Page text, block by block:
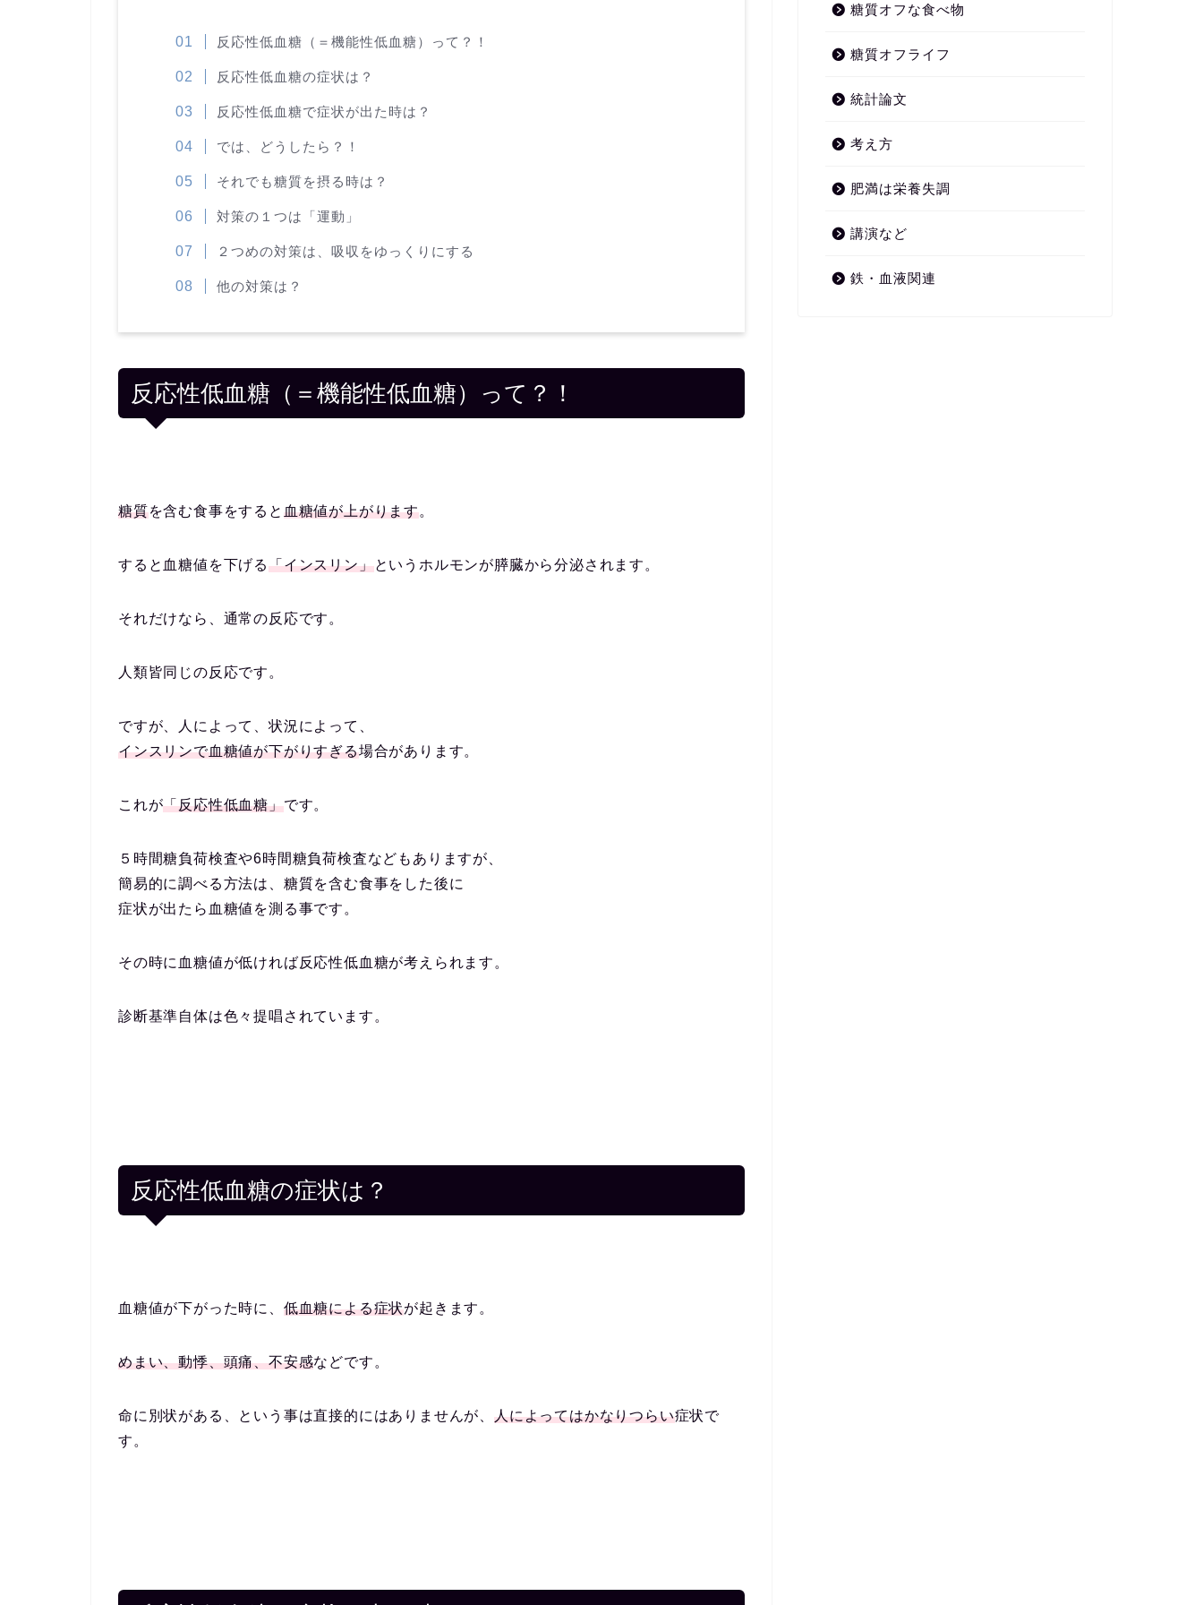
反応性低血糖（＝機能性低血糖）って？！
反応性低血糖の症状は？
反応性低血糖で症状が出た時は？
では、どうしたら？！
それでも糖質を摂る時は？
対策の１つは「運動」
２つめの対策は、吸収をゆっくりにする
他の対策は？
反応性低血糖（＝機能性低血糖）って？！
糖質を含む食事をすると 血糖値が上がります。
すると血糖値を下げる「インスリン」というホルモンが膵臓から分泌されます。
それだけなら、通常の反応です。
人類皆同じの反応です。
ですが、人によって、状況によって、
インスリンで血糖値が下がりすぎる場合があります。
これが「反応性低血糖」です。
５時間糖負荷検査や6時間糖負荷検査などもありますが、
簡易的に調べる方法は、糖質を含む食事をした後に
症状が出たら血糖値を測る事です。
その時に血糖値が低ければ反応性低血糖が考えられます。
診断基準自体は色々提唱されています。
反応性低血糖の症状は？
血糖値が下がった時に、 低血糖による症状が起きます。
めまい、動悸、頭痛、不安感などです。
命に別状がある、という事は直接的にはありませんが、 人によってはかなりつらい症状で
す。
糖質オフな食べ物
糖質オフライフ
統計論文
考え方
肥満は栄養失調
講演など
鉄・血液関連